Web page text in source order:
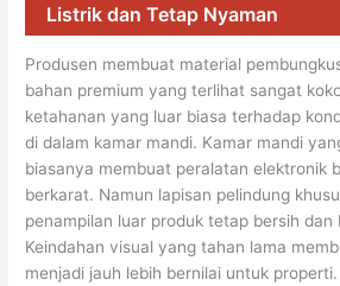
Listrik dan Tetap Nyaman
Produsen membuat material
bahan premium yang terlihat sangat
ketahanan yang luar biasa terhadap
di dalam kamar mandi. Kamar mandi
biasanya membuat peralatan elektronik
berkarat. Namun lapisan pelindung
penampilan luar produk tetap bersih dan
Keindahan visual yang tahan lama
menjadi jauh lebih bernilai untuk properti.